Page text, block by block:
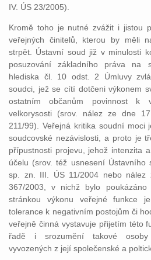
IV. ÚS 23/2005).
Kromě toho je nutné zvážit i jistou
veřejných činitelů, kterou by měli
strpět. Ústavní soud již v minulosti
posuzování základního práva na
hlediska čl. 10 odst. 2 Úmluvy
soudci, jež se cítí dotčeni výkonem
ostatním občanům povinnost k
velkorysosti (srov. nález ze dne
211/99). Veřejná kritika soudní moci
soudcovské nezávislosti, a proto je
přípustnosti projevu, jehož intenzita
účelu (srov. též usnesení Ústavního
sp. zn. III. ÚS 11/2004 nebo
367/2003, v nichž bylo poukázáno
stránkou výkonu veřejné funkce
tolerance k negativním postojům či
veřejně činná vystavuje přijetím této
řadě i srozumění takové
vyvozených z její společenské a